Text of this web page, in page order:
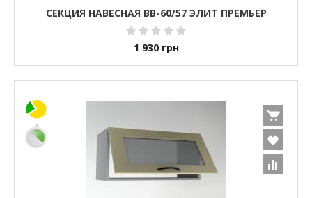
СЕКЦИЯ НАВЕСНАЯ ВВ-60/57 ЭЛИТ ПРЕМЬЕР
1 930 грн